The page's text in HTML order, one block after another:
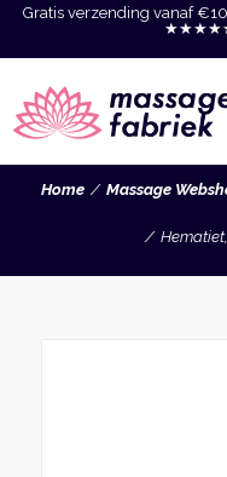
Gratis verzending vanaf
★★★★★
Home Massage